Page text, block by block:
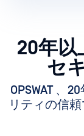
20年
セ
OPSWAT 、
リティの信